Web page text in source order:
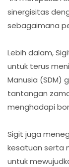
sinergisitas
sebagaimana
Lebih dalam,
untuk terus
Manusia (SDM)
tantangan
menghadapi
Sigit juga
kesatuan serta
untuk